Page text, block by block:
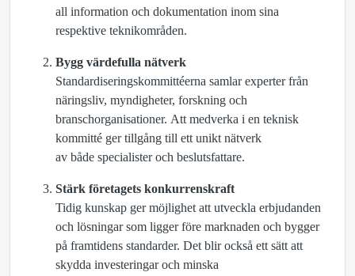
all information och dokumentation inom sina
respektive teknikområden.
Bygg värdefulla nätverk
Standardiseringskommittéerna samlar experter från
näringsliv, myndigheter, forskning och
branschorganisationer. Att medverka i en teknisk
kommitté ger tillgång till ett unikt nätverk
av både specialister och beslutsfattare.
Stärk företagets konkurrenskraft
Tidig kunskap ger möjlighet att utveckla erbjudanden
och lösningar som ligger före marknaden och bygger
på framtidens standarder. Det blir också ett sätt att
skydda investeringar och minska